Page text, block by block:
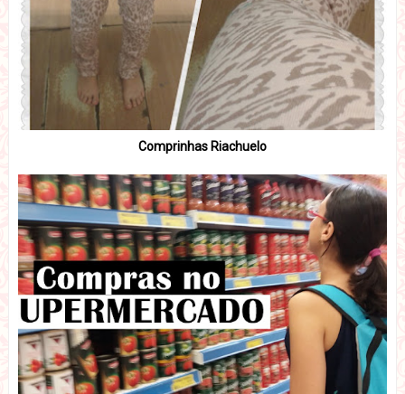
Comprinhas Riachuelo